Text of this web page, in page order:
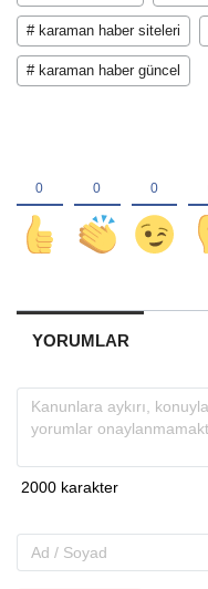
# karaman haber siteleri
# karaman haber güncel
YORUMLAR